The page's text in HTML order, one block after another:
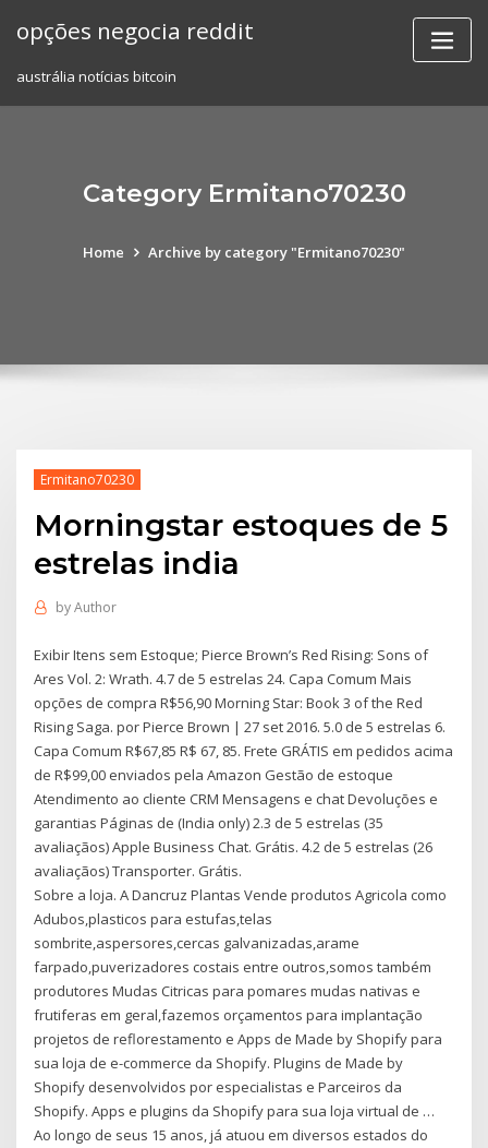
opções negocia reddit
austrália notícias bitcoin
Category Ermitano70230
Home Archive by category "Ermitano70230"
Ermitano70230
Morningstar estoques de 5
estrelas india
byAuthor
Exibir Itens sem Estoque; Pierce Brown’s Red Rising: Sons of
Ares Vol. 2: Wrath. 4.7 de 5 estrelas 24. Capa Comum Mais
opções de compra R$56,90 Morning Star: Book 3 of the Red
Rising Saga. por Pierce Brown | 27 set 2016. 5.0 de 5 estrelas 6.
Capa Comum R$67,85 R$ 67, 85. Frete GRÁTIS em pedidos acima
de R$99,00 enviados pela Amazon Gestão de estoque
Atendimento ao cliente CRM Mensagens e chat Devoluções e
garantias Páginas de (India only) 2.3 de 5 estrelas (35
avaliaçãos) Apple Business Chat. Grátis. 4.2 de 5 estrelas (26
avaliaçãos) Transporter. Grátis.
Sobre a loja. A Dancruz Plantas Vende produtos Agricola como
Adubos,plasticos para estufas,telas
sombrite,aspersores,cercas galvanizadas,arame
farpado,puverizadores costais entre outros,somos também
produtores Mudas Citricas para pomares mudas nativas e
frutiferas em geral,fazemos orçamentos para implantação
projetos de reflorestamento e Apps de Made by Shopify para
sua loja de e-commerce da Shopify. Plugins de Made by
Shopify desenvolvidos por especialistas e Parceiros da
Shopify. Apps e plugins da Shopify para sua loja virtual de …
Ao longo de seus 15 anos, já atuou em diversos estados do